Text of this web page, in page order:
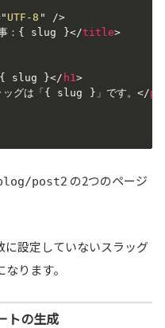
" UTF-8 "
/>
事：{ slug }</title>
{ slug }</ h1 >
ッグは「{ slug }」です。</p
post2 の2つのページ
に設定していないスラッグ
ります。
トの生成